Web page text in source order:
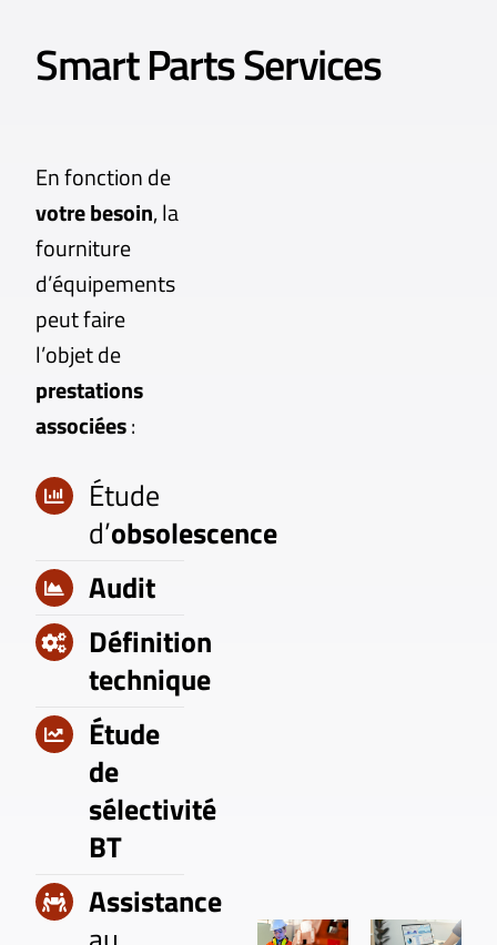
Smart Parts Services
En fonction de
votre besoin, la
fourniture
d’équipements
peut faire
l’objet de
prestations
associées:
Étude
d’obsolescence
Audit
Définition
technique
Étude
de
sélectivité
BT
Assistance